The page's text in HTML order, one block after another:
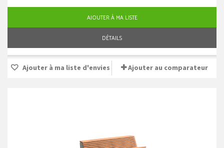
AJOUTER À MA LISTE
DÉTAILS
Ajouter à ma liste d'envies Ajouter au comparateur